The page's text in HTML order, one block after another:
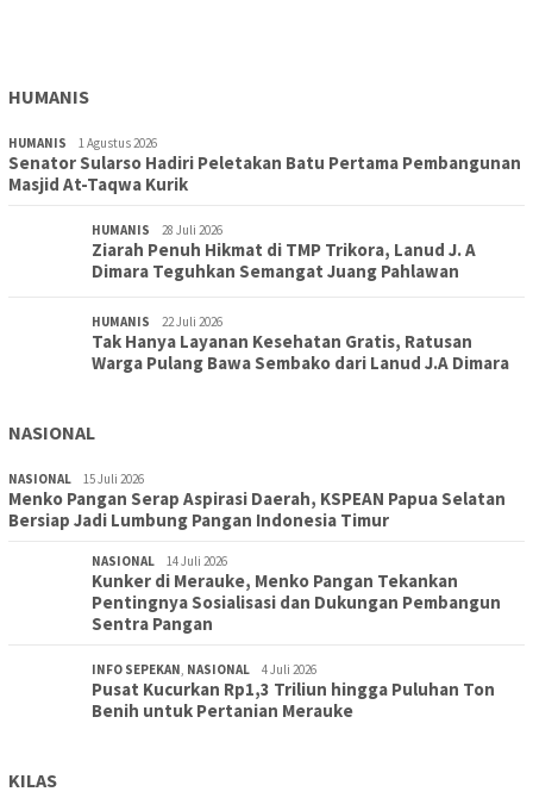
HUMANIS
HUMANIS 1 Agustus 2026
Senator Sularso Hadiri Peletakan Batu Pertama Pembangunan
Masjid At-Taqwa Kurik
HUMANIS 28 Juli 2026
Ziarah Penuh Hikmat di TMP Trikora, Lanud J. A
Dimara Teguhkan Semangat Juang Pahlawan
HUMANIS 22 Juli 2026
Tak Hanya Layanan Kesehatan Gratis, Ratusan
Warga Pulang Bawa Sembako dari Lanud J.A Dimara
NASIONAL
NASIONAL 15 Juli 2026
Menko Pangan Serap Aspirasi Daerah, KSPEAN Papua Selatan
Bersiap Jadi Lumbung Pangan Indonesia Timur
NASIONAL 14 Juli 2026
Kunker di Merauke, Menko Pangan Tekankan
Pentingnya Sosialisasi dan Dukungan Pembangun
Sentra Pangan
INFO SEPEKAN, NASIONAL 4 Juli 2026
Pusat Kucurkan Rp1,3 Triliun hingga Puluhan Ton
Benih untuk Pertanian Merauke
KILAS